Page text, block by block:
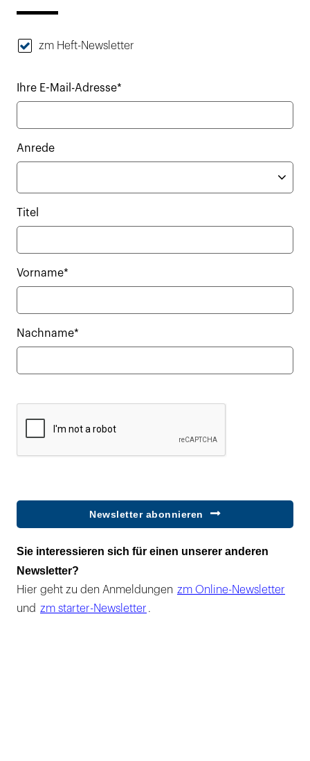
zm Heft-Newsletter
Ihre E-Mail-Adresse*
Anrede
Titel
Vorname*
Nachname*
Newsletter abonnieren
Sie interessieren sich für einen unserer anderen
Newsletter?
Hier geht zu den Anmeldungen zm Online-Newsletter
und zm starter-Newsletter .